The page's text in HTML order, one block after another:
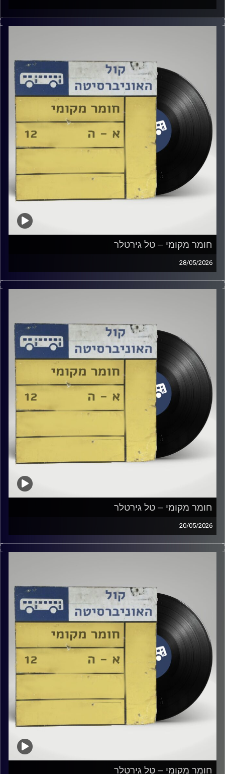
חומר מקומי – טל גירטלר
28/05/2026
שעה של מוזיקה ישראלית עם טל גירטלר
חומר מקומי – טל גירטלר
20/05/2026
שעה של מוזיקה ישראלית עם טל גירטלר
חומר מקומי – טל גירטלר